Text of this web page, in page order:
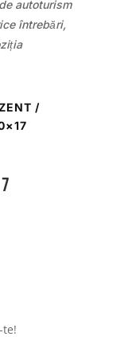
autoturism
întrebări,
/